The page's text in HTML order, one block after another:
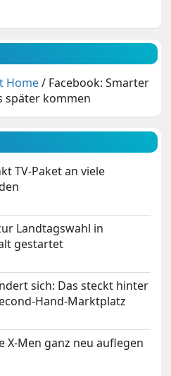
Home/ Facebook: Smarter
später kommen
TV-Paket an viele
Landtagswahl in
gestartet
sich: Das steckt hinter
Hand-Marktplatz
X-Men ganz neu auflegen